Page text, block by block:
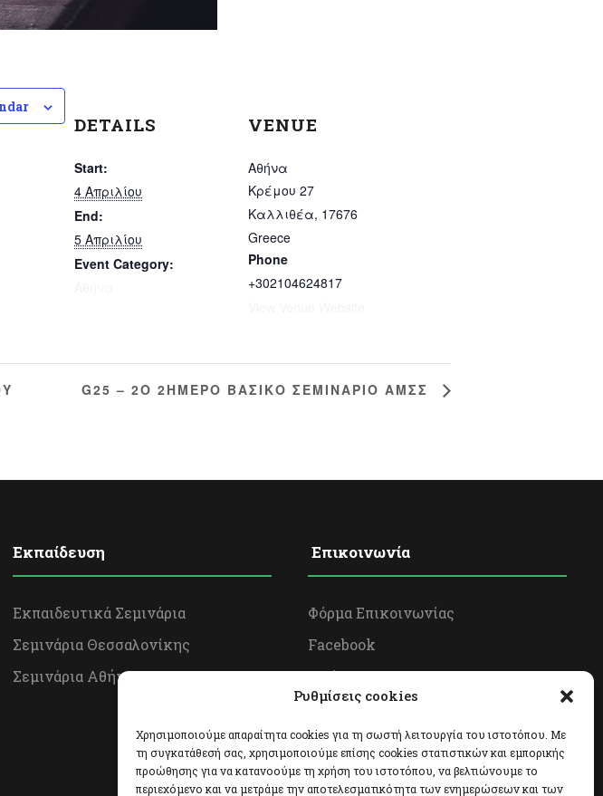
Ρυθμίσεις cookies
Χρησιμοποιούμε απαραίτητα cookies για τη σωστή λειτουργία του ιστοτόπου. Με
τη συγκατάθεσή σας, χρησιμοποιούμε επίσης cookies στατιστικών και εμπορικής
προώθησης για να κατανοούμε τη χρήση του ιστοτόπου, να βελτιώνουμε το
περιεχόμενο και να μετράμε την αποτελεσματικότητα των ενημερώσεων και των
DETAILS
Start:
4 Απριλίου
End:
5 Απριλίου
Event Category:
VENUE
Αθήνα
Κρέμου 27
Καλλιθέα, 17676
Greece
Phone
+302104624817
G25 – 2Ο 2ΗΜΕΡΟ ΒΑΣΙΚΟ ΣΕΜΙΝΑΡΙΟ ΑΜΣΣ
Εκπαίδευση
Εκπαιδευτικά Σεμινάρια
Σεμινάρια Θεσσαλονίκης
Σεμινάρια Αθήνας
Επικοινωνία
Φόρμα Επικοινωνίας
Facebook
Twitter
Instagram